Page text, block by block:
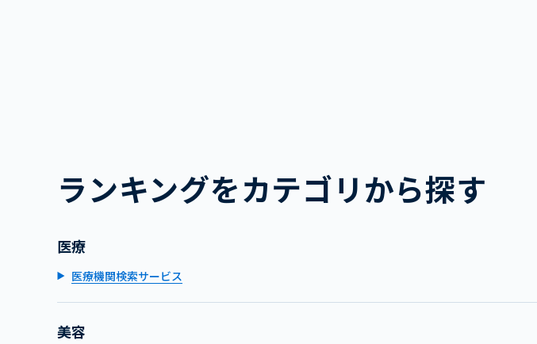
ランキングをカテゴリから探す
医療
医療機関検索サービス
美容